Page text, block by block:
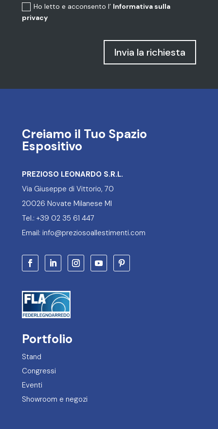
Ho letto e acconsento l’ Informativa sulla
privacy
Invia la richiesta
Creiamo il Tuo Spazio
Espositivo
PREZIOSO LEONARDO S.R.L.
Via Giuseppe di Vittorio, 70
20026 Novate Milanese MI
Tel.: +39 02 35 61 447
Email: info@preziosoallestimenti.com
Portfolio
Stand
Congressi
Eventi
Showroom e negozi